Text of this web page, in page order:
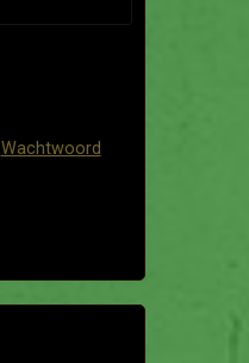
Wachtwoord